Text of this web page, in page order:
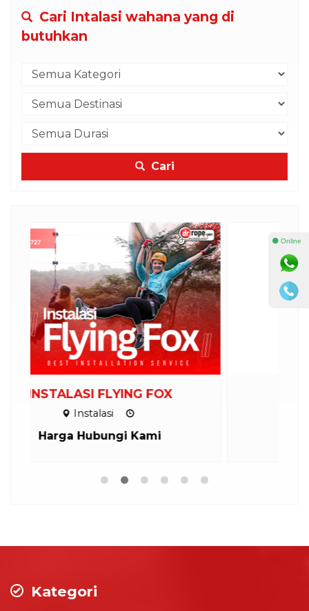
Cari Intalasi wahana yang di
butuhkan
Cari
Jual Alat flying Fox
Peralatan
Harga Hubungi Kami
Kategori
⚫ Online